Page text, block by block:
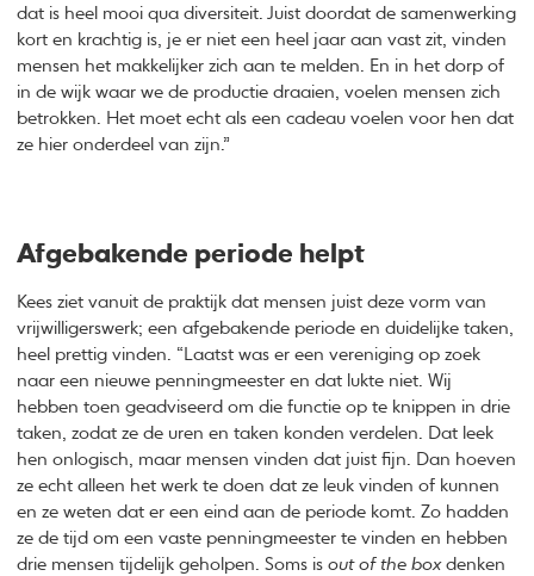
dat is heel mooi qua diversiteit. Juist doordat de samenwerking
kort en krachtig is, je er niet een heel jaar aan vast zit, vinden
mensen het makkelijker zich aan te melden. En in het dorp of
in de wijk waar we de productie draaien, voelen mensen zich
betrokken. Het moet echt als een cadeau voelen voor hen dat
ze hier onderdeel van zijn.”
Afgebakende periode helpt
Kees ziet vanuit de praktijk dat mensen juist deze vorm van
vrijwilligerswerk; een afgebakende periode en duidelijke taken,
heel prettig vinden. “Laatst was er een vereniging op zoek
naar een nieuwe penningmeester en dat lukte niet. Wij
hebben toen geadviseerd om die functie op te knippen in drie
taken, zodat ze de uren en taken konden verdelen. Dat leek
hen onlogisch, maar mensen vinden dat juist fijn. Dan hoeven
ze echt alleen het werk te doen dat ze leuk vinden of kunnen
en ze weten dat er een eind aan de periode komt. Zo hadden
ze de tijd om een vaste penningmeester te vinden en hebben
drie mensen tijdelijk geholpen. Soms isout of the boxdenken